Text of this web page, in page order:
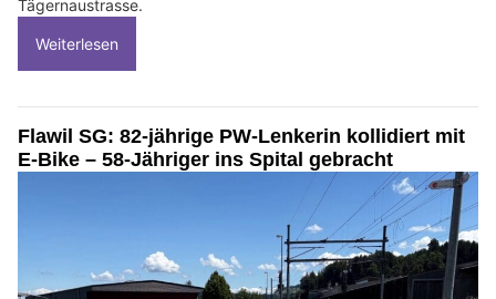
Tägernaustrasse.
Weiterlesen
Flawil SG: 82-jährige PW-Lenkerin kollidiert mit
E-Bike – 58-Jähriger ins Spital gebracht